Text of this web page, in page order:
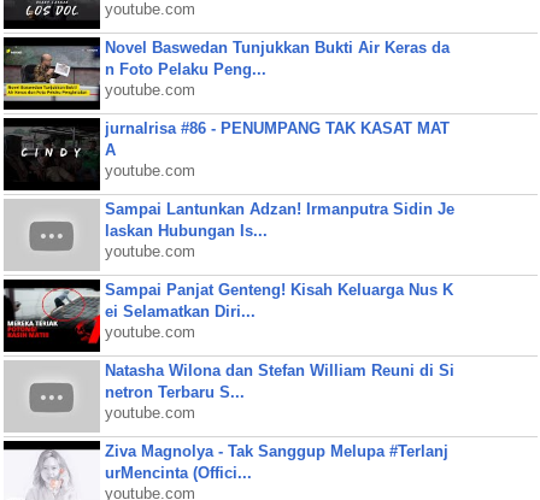
youtube.com
Novel Baswedan Tunjukkan Bukti Air Keras da
n Foto Pelaku Peng...
youtube.com
jurnalrisa #86 - PENUMPANG TAK KASAT MAT
A
youtube.com
Sampai Lantunkan Adzan! Irmanputra Sidin Je
laskan Hubungan Is...
youtube.com
Sampai Panjat Genteng! Kisah Keluarga Nus K
ei Selamatkan Diri...
youtube.com
Natasha Wilona dan Stefan William Reuni di Si
netron Terbaru S...
youtube.com
Ziva Magnolya - Tak Sanggup Melupa #Terlanj
urMencinta (Offici...
youtube.com